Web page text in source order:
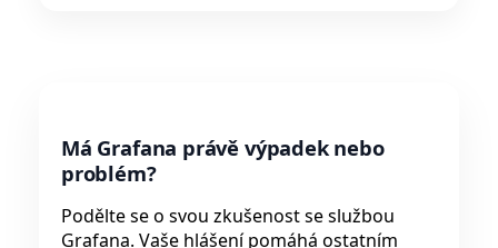
Má Grafana právě výpadek nebo
problém?
Podělte se o svou zkušenost se službou
Grafana. Vaše hlášení pomáhá ostatním